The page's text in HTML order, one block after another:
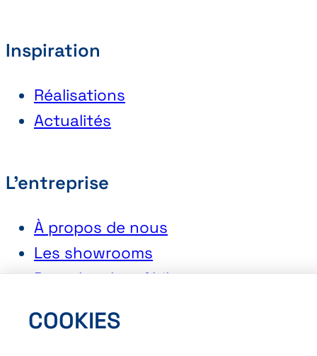
Inspiration
Réalisations
Actualités
L'entreprise
À propos de nous
Les showrooms
Postuler chez Abihome
COOKIES